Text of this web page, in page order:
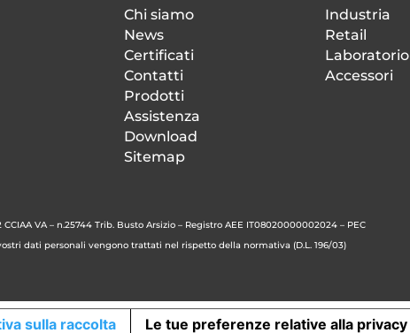
Chi siamo
News
Certificati
Contatti
Prodotti
Assistenza
Download
Sitemap
Industria
Retail
Laboratorio
Accessori
CCIAA VA – n.25744 Trib. Busto Arsizio – Registro AEE IT08020000002024 – PEC
dati personali vengono trattati nel rispetto della normativa (D.L. 196/03)
sulla raccolta Le tue preferenze relative alla privacy